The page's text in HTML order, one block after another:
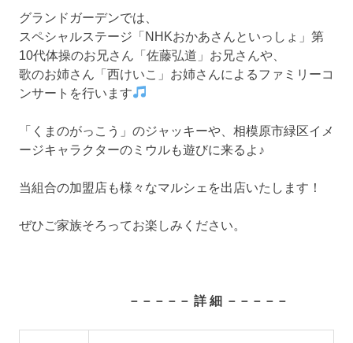
グランドガーデンでは、
スペシャルステージ「NHKおかあさんといっしょ」第
10代体操のお兄さん「佐藤弘道」お兄さんや、
歌のお姉さん「西けいこ」お姉さんによるファミリーコ
ンサートを行います
「くまのがっこう」のジャッキーや、相模原市緑区イメ
ージキャラクターのミウルも遊びに来るよ♪
当組合の加盟店も様々なマルシェを出店いたします！
ぜひご家族そろってお楽しみください。
－－－－－ 詳 細 －－－－－